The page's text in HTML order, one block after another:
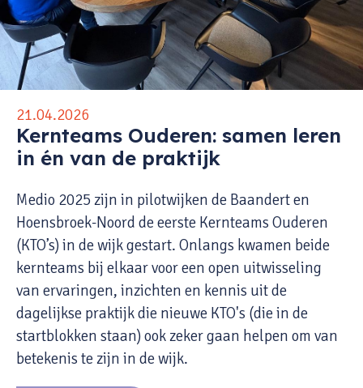
21.04.2026
Kernteams Ouderen: samen leren
in én van de praktijk
Medio 2025 zijn in pilotwijken de Baandert en
Hoensbroek-Noord de eerste Kernteams Ouderen
(KTO’s) in de wijk gestart. Onlangs kwamen beide
kernteams bij elkaar voor een open uitwisseling
van ervaringen, inzichten en kennis uit de
dagelijkse praktijk die nieuwe KTO's (die in de
startblokken staan) ook zeker gaan helpen om van
betekenis te zijn in de wijk.